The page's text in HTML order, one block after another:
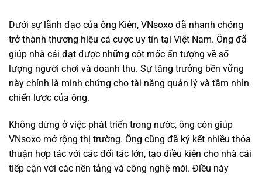
Dưới sự lãnh đạo của ông Kiên, VNsoxo đã nhanh chóng
trở thành thương hiệu cá cược uy tín tại Việt Nam. Ông đã
giúp nhà cái đạt được những cột mốc ấn tượng về số
lượng người chơi và doanh thu. Sự tăng trưởng bền vững
này chính là minh chứng cho tài năng quản lý và tầm nhìn
chiến lược của ông.
Không dừng ở việc phát triển trong nước, ông còn giúp
VNsoxo mở rộng thị trường. Ông cũng đã ký kết nhiều thỏa
thuận hợp tác với các đối tác lớn, tạo điều kiện cho nhà cái
tiếp cận với các nền tảng và công nghệ mới. Điều này